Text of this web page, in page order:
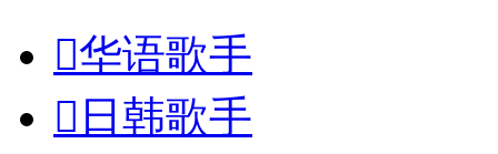
华语歌手
 日韩歌手